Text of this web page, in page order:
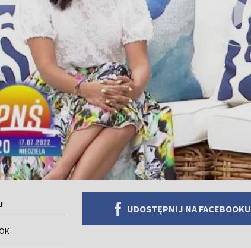
UDOSTĘPNIJ NA FACEBOOKU